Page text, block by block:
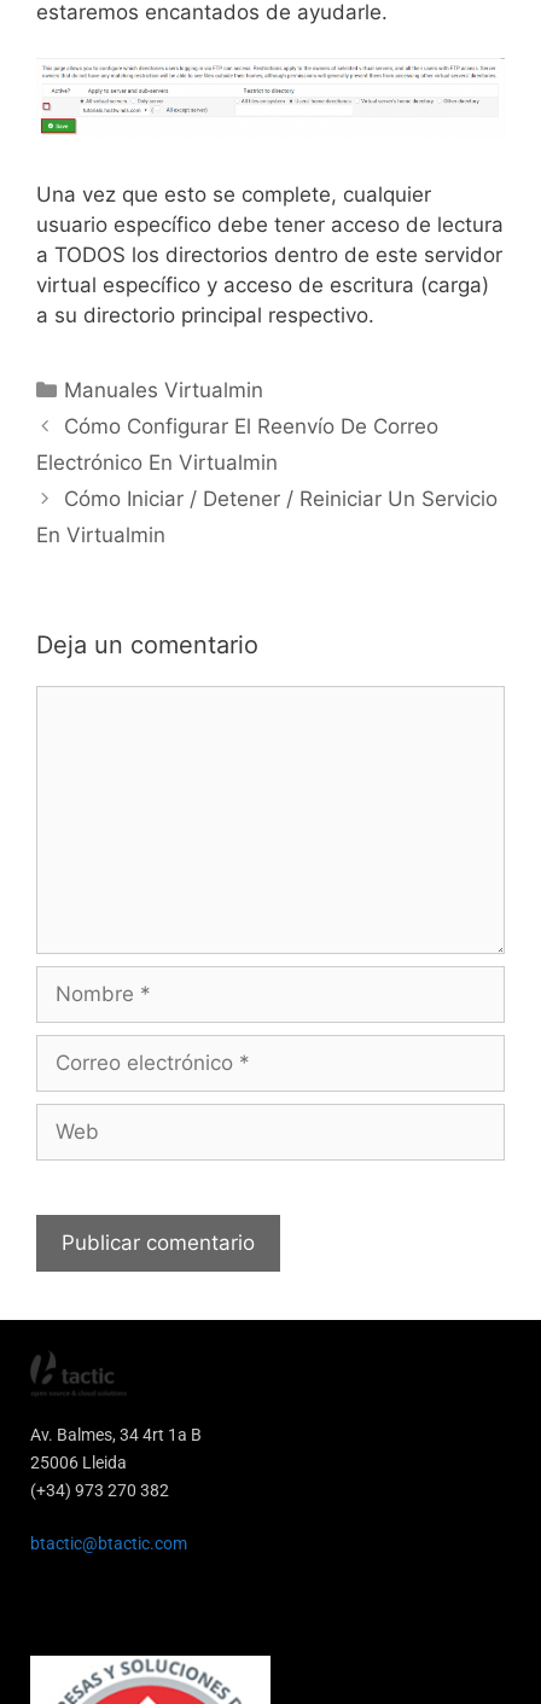
estaremos encantados de ayudarle.
Una vez que esto se complete, cualquier
usuario específico debe tener acceso de lectura
a TODOS los directorios dentro de este servidor
virtual específico y acceso de escritura (carga)
a su directorio principal respectivo.
Manuales Virtualmin
Cómo Configurar El Reenvío De Correo
Electrónico En Virtualmin
Cómo Iniciar / Detener / Reiniciar Un Servicio
En Virtualmin
Deja un comentario
Av. Balmes, 34 4rt 1a B
25006 Lleida
(+34) 973 270 382
btactic@btactic.com